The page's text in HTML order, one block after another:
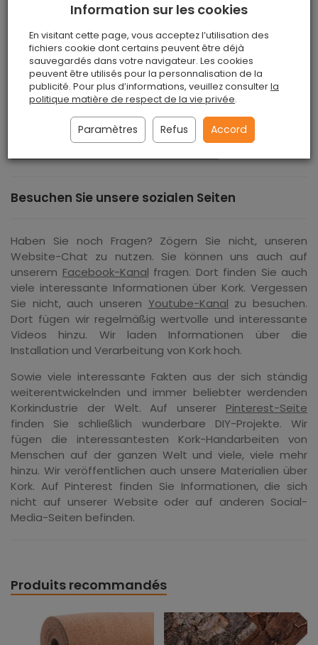
Panneaux acoustiques de liège 10mm -
Échantillon
Panneaux acoustiques en liège 10mm -Échantillon
d'échantillons, le prix d'un échantillon est de 3,5 EUR.
Besuchen Sie unsere sozialen Seiten
Haben Sie noch Fragen? Zögern Sie nicht, unseren
Website-Chat zu nutzen. Sie können uns auch auf
unserem Facebook-Kanal fragen. Dort finden Sie auch
viele interessante Informationen über Kork. Vergessen
Sie nicht, auch unseren Youtube-Kanal zu besuchen.
Dort fügen wir regelmäßig wertvolle und interessante
Videos hinzu. Wir laden Informationen über die
Installation und Verarbeitung von Kork hoch.
Sowie viele interessante Fakten aus der sich ständig
weiterentwickelnden und immer beliebter werdenden
Korkindustrie der Welt. Auf unserer Pinterest-Seite
finden Sie schließlich wunderbare DIY-Projekte. Wir
fügen die interessantesten Kork-Handarbeiten von
Menschen auf der ganzen Welt und viele, viele mehr
hinzu. Wir veröffentlichen auch unsere Materialien über
Kork. Auf Pinterest finden Sie Informationen, die sich
nicht auf unserer Website oder auf anderen Social-
Media-Seiten befinden.
Produits recommandés
Information sur les cookies
En visitant cette page, vous acceptez l’utilisation des
fichiers cookie dont certains peuvent être déjà
sauvegardés dans votre navigateur. Les cookies
peuvent être utilisés pour la personnalisation de la
publicité. Pour plus d’informations, veuillez consulterla
politique matière de respect de la vie privée.
Paramètres Refus Accord